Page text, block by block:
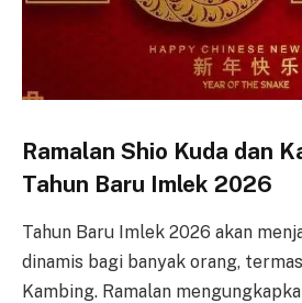
Ramalan Shio Kuda dan
Tahun Baru Imlek 2026
Tahun Baru Imlek 2026 akan
dinamis bagi banyak orang,
Kambing. Ramalan